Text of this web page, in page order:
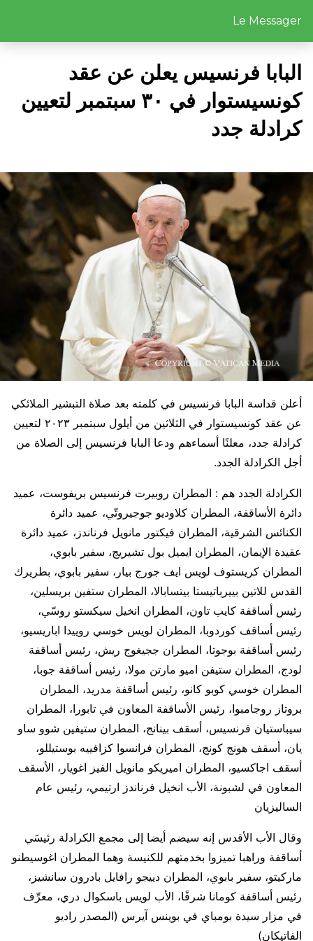
Le Messager
البابا فرنسيس يعلن عن عقد
كونسيستوار في ٣٠ سبتمبر لتعيين
كرادلة جدد
أعلن قداسة البابا فرنسيس في كلمته بعد صلاة التبشير الملائكي
عن عقد كونسيستوار في الثلاثين من أيلول سبتمبر ٢٠٢٣ لتعيين
كرادلة جدد، معلنًا أسماءهم ودعا البابا فرنسيس إلى الصلاة من
أجل الكرادلة الجدد.
الكرادلة الجدد هم : المطران روبيرت فرنسيس بريفوست، عميد
دائرة الأساقفة، المطران كلاوديو جوجيروتّي، عميد دائرة
الكنائس الشرقية، المطران فيكتور مانويل فرناندز، عميد دائرة
عقيدة الإيمان، المطران ايميل بول تشيريج، سفير بابوي،
المطران كريستوف لويس ايف جورج بيار، سفير بابوي، بطريرك
القدس للاتين بييرباتيستا بيتسابالا، المطران ستفين بريسلين،
رئيس أساقفة كايب تاون، المطران انخيل سيكستو روسّي،
رئيس أساقف كوردوبا، المطران لويس خوسي روييدا اباريسيو،
رئيس أساقفة بوجوتا، المطران ججيغوج ريش، رئيس أساقفة
لودج، المطران ستيفن اميو مارتن مولا، رئيس أساقفة جوبا،
المطران خوسي كوبو كانو، رئيس أساقفة مدريد، المطران
بروتاز روجامبوا، رئيس الأساقفة المعاون في تابورا، المطران
سيباستيان فرنسيس، أسقف بينانج، المطران ستيفين شوو ساو
يان، أسقف هونج كونج، المطران فرانسوا كزافييه بوستيللو،
أسقف اجاكسيو، المطران اميريكو مانويل الفيز اغويار، الأسقف
المعاون في لشبونة، الأب انخيل فرناندز ارتيمي، رئيس عام
الساليزيان
وقال الأب الأقدس إنه سيضم أيضا إلى مجمع الكرادلة رئيسَي
أساقفة وراهبا تميزوا بخدمتهم للكنيسة وهما المطران اغوسيطنو
ماركيتو، سفير بابوي، المطران دييجو رافايل بادرون سانشيز،
رئيس أساقفة كومانا شرفًا، الأب لويس باسكوال دري، معرِّف
في مزار سيدة بومباي في بوينس آيرس (المصدر راديو
الفاتيكان)